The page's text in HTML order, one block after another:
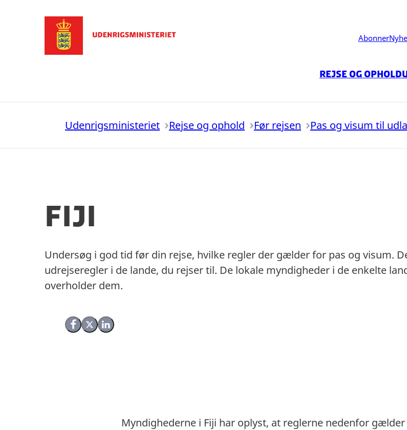
Abonner
Rejse og ophold
Udenrigsministeriet Rejse og ophold Før rejsen Pas og visum til
Fiji
Del på Facebook
Del på X (Twitter)
Del på LinkedIn
Undersøg i god tid før din rejse, hvilke regler der gælder for pas og visum.
udrejseregler i de lande, du rejser til. De lokale myndigheder i de enkelte
overholder dem.
Myndighederne i Fiji har oplyst, at reglerne nedenfor